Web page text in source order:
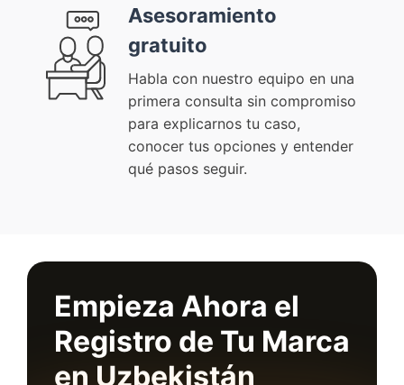
Asesoramiento
gratuito
Habla con nuestro equipo en una
primera consulta sin compromiso
para explicarnos tu caso,
conocer tus opciones y entender
qué pasos seguir.
Empieza Ahora el
Registro de Tu Marca
en Uzbekistán